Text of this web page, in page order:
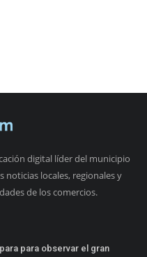
digital líder del municipio
noticias locales, regionales y
de los comercios.
para observar el gran